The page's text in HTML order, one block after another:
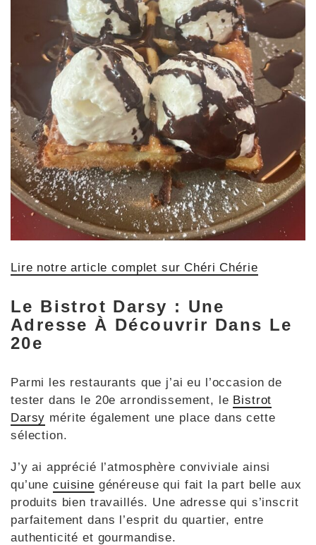
Lire notre article complet sur Chéri Chérie
Le Bistrot Darsy : Une
Adresse À Découvrir Dans Le
20e
Parmi les restaurants que j’ai eu l’occasion de
tester dans le 20e arrondissement, le Bistrot
Darsy mérite également une place dans cette
sélection.
J’y ai apprécié l’atmosphère conviviale ainsi
qu’une cuisine généreuse qui fait la part belle aux
produits bien travaillés. Une adresse qui s’inscrit
parfaitement dans l’esprit du quartier, entre
authenticité et gourmandise.